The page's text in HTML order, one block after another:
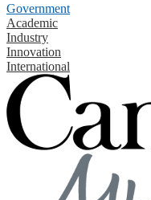
Government
Academic
Industry
Innovation
International